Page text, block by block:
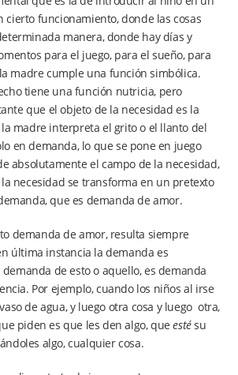
cierto funcionamiento, donde las cosas
manera, donde hay días y
para el juego, para el sueño, para
madre cumple una función simbólica.
tiene una función nutricia, pero
que el objeto de la necesidad es la
la madre interpreta el grito o el llanto del
en demanda, lo que se pone en juego
absolutamente el campo de la necesidad,
necesidad se transforma en un pretexto
que es demanda de amor.
demanda de amor, resulta siempre
última instancia la demanda es
de esto o aquello, es demanda
Por ejemplo, cuando los niños al irse
de agua, y luego otra cosa y luego otra,
piden es que les den algo, queestésu
algo, cualquier cosa.